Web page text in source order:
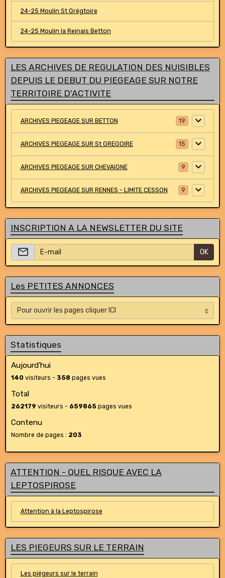
24-25 Moulin St Grégtoire
24-25 Moulin la Reinais Betton
LES ARCHIVES DE REGULATION DES NUISIBLES
DEPUIS LE DEBUT DU PIEGEAGE SUR NOTRE
TERRITOIRE D'ACTIVITE
ARCHIVES PIEGEAGE SUR BETTON 19
ARCHIVES PIEGEAGE SUR St GREGOIRE 15
ARCHIVES PIEGEAGE SUR CHEVAIGNE 9
ARCHIVES PIEGEAGE SUR RENNES - LIMITE CESSON 9
INSCRIPTION A LA NEWSLETTER DU SITE
OK
Les PETITES ANNONCES
Statistiques
Aujourd'hui
140 visiteurs - 358 pages vues
Total
262179 visiteurs - 659865 pages vues
Contenu
Nombre de pages : 203
ATTENTION - QUEL RISQUE AVEC LA
LEPTOSPIROSE
Attention à la Leptospirose
LES PIEGEURS SUR LE TERRAIN
Les piégeurs sur le terrain